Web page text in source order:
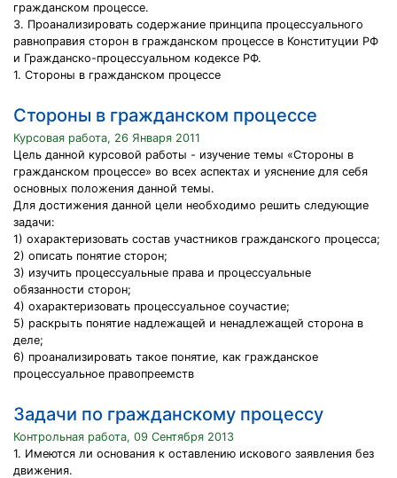
гражданском процессе.
3. Проанализировать содержание принципа процессуального
равноправия сторон в гражданском процессе в Конституции РФ
и Гражданско-процессуальном кодексе РФ.
1. Стороны в гражданском процессе
Стороны в гражданском процессе
Курсовая работа, 26 Января 2011
Цель данной курсовой работы - изучение темы «Стороны в
гражданском процессе» во всех аспектах и уяснение для себя
основных положения данной темы.
Для достижения данной цели необходимо решить следующие
задачи:
1) охарактеризовать состав участников гражданского процесса;
2) описать понятие сторон;
3) изучить процессуальные права и процессуальные
обязанности сторон;
4) охарактеризовать процессуальное соучастие;
5) раскрыть понятие надлежащей и ненадлежащей сторона в
деле;
6) проанализировать такое понятие, как гражданское
процессуальное правопреемств
Задачи по гражданскому процессу
Контрольная работа, 09 Сентября 2013
1. Имеются ли основания к оставлению искового заявления без
движения.